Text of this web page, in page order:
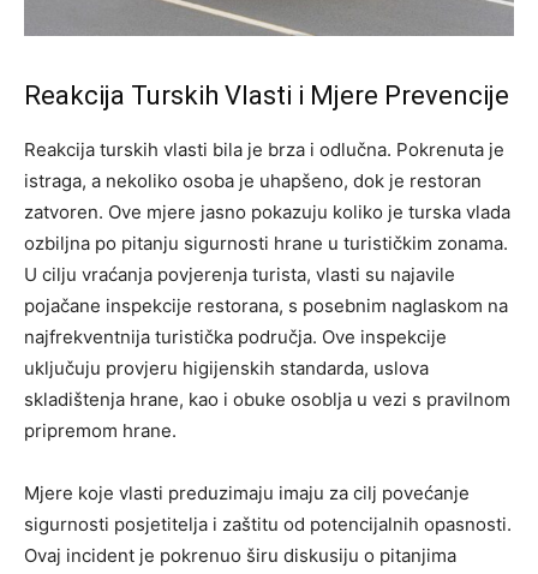
Reakcija Turskih Vlasti i Mjere Prevencije
Reakcija turskih vlasti bila je brza i odlučna. Pokrenuta je
istraga, a nekoliko osoba je uhapšeno, dok je restoran
zatvoren. Ove mjere jasno pokazuju koliko je turska vlada
ozbiljna po pitanju sigurnosti hrane u turističkim zonama.
U cilju vraćanja povjerenja turista, vlasti su najavile
pojačane inspekcije restorana, s posebnim naglaskom na
najfrekventnija turistička područja. Ove inspekcije
uključuju provjeru higijenskih standarda, uslova
skladištenja hrane, kao i obuke osoblja u vezi s pravilnom
pripremom hrane.
Mjere koje vlasti preduzimaju imaju za cilj povećanje
sigurnosti posjetitelja i zaštitu od potencijalnih opasnosti.
Ovaj incident je pokrenuo širu diskusiju o pitanjima